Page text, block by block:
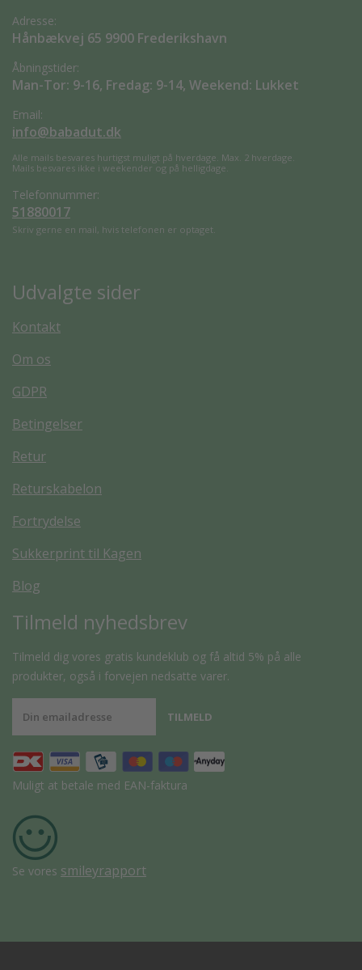
Adresse:
Hånbækvej 65 9900 Frederikshavn
Åbningstider:
Man-Tor: 9-16, Fredag: 9-14, Weekend: Lukket
Email:
info@babadut.dk
Alle mails besvares hurtigst muligt på hverdage. Max. 2 hverdage.
Mails besvares ikke i weekender og på helligdage.
Telefonnummer:
51880017
Skriv gerne en mail, hvis telefonen er optaget.
Udvalgte sider
Kontakt
Om os
GDPR
Betingelser
Retur
Returskabelon
Fortrydelse
Sukkerprint til Kagen
Blog
Tilmeld nyhedsbrev
Tilmeld dig vores gratis kundeklub og få altid 5% på alle
produkter, også i forvejen nedsatte varer.
Muligt at betale med EAN-faktura
Se vores smileyrapport